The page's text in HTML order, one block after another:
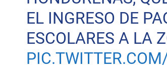
EL INGRESO DE
ESCOLARES A LA